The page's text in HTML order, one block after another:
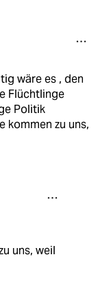
wäre es , den
Flüchtlinge
Politik
kommen zu uns,
uns, weil